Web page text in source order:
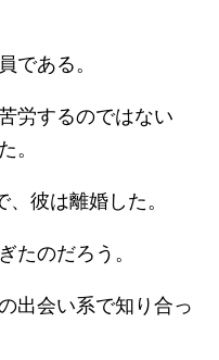
である。
労するのではない
。
彼は離婚した。
たのだろう。
出会い系で知り合っ